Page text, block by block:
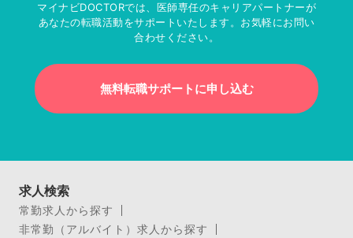
マイナビDOCTORでは、医師専任のキャリアパートナーが
あなたの転職活動をサポートいたします。お気軽にお問い
合わせください。
無料転職サポートに申し込む
求人検索
常勤求人から探す
非常勤（アルバイト）求人から探す